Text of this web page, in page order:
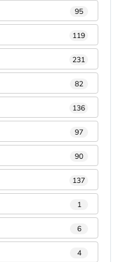
95
119
231
82
136
97
90
137
1
6
4